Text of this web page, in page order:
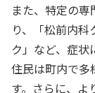
また、特定の
り、「松前内
ク」など、症状
住民は町内で多
す。さらに、よ